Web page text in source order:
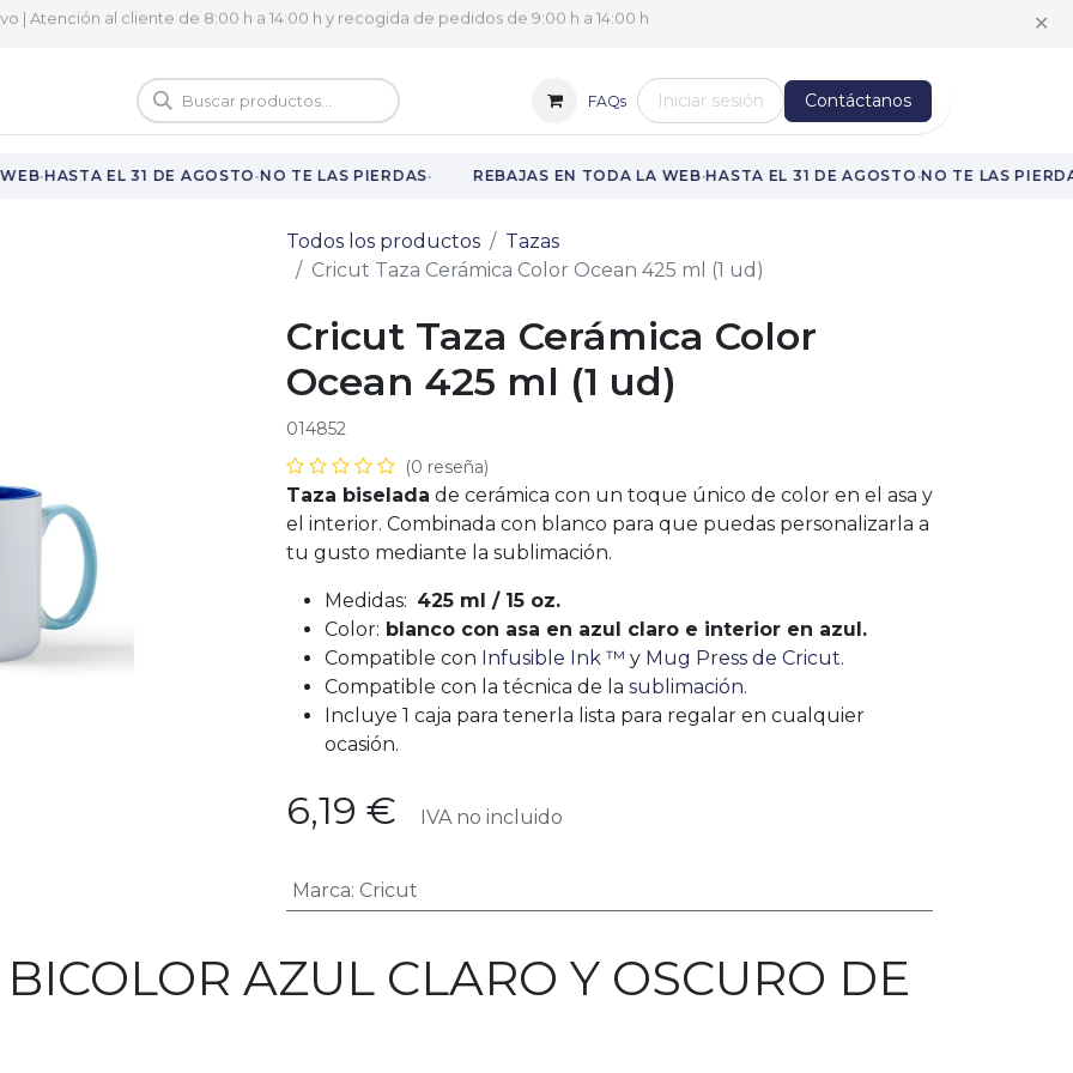
| Atención al cliente de 8:00 h a 14:00 h y recogida de pedidos de 9:00 h a 14:00 h ✕
Vuelta al cole FAQs Iniciar sesión Contáctanos
·HASTA EL 31 DE AGOSTO·NO TE LAS PIERDAS· REBAJAS EN TODA LA WEB·HASTA EL 31 DE AGOSTO·NO TE LAS
Todos los productos
Tazas
Cricut Taza Cerámica Color Ocean 425 ml (1 ud)
Cricut Taza Cerámica Color
Ocean 425 ml (1 ud)
014852
(0 reseña)
Taza biselada de cerámica con un toque único de color en el asa y
el interior. Combinada con blanco para que puedas personalizarla a
tu gusto mediante la sublimación.
Medidas: 425 ml / 15 oz.
Color: blanco con asa en azul claro e interior en azul.
Compatible con Infusible Ink ™ y Mug Press de Cricut.
Compatible con la técnica de la sublimación.
Incluye 1 caja para tenerla lista para regalar en cualquier
ocasión.
6,19 € IVA no incluido
Marca: Cricut
AZUL CLARO Y OSCURO DE